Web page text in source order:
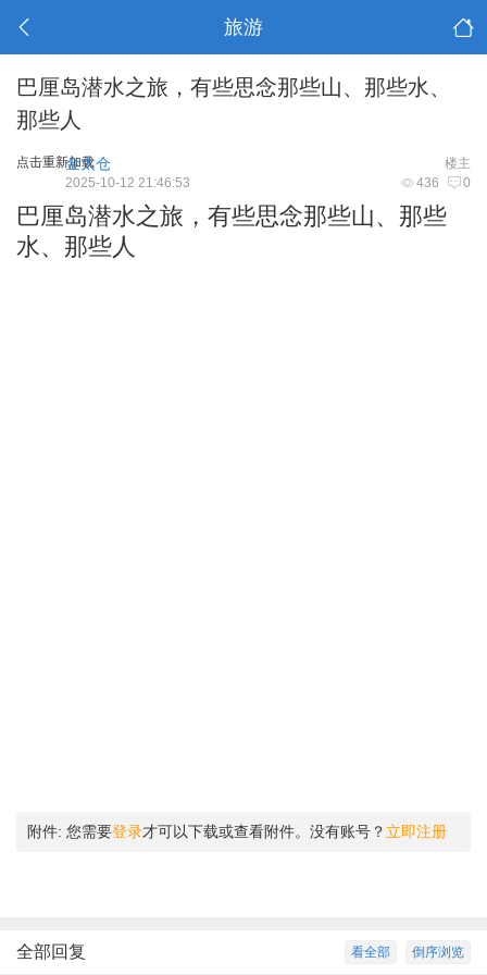
旅游
巴厘岛潜水之旅，有些思念那些山、那些水、
那些人
点击重新加载 楼主
金太仓
436 0
2025-10-12 21:46:53
巴厘岛潜水之旅，有些思念那些山、那些
水、那些人
附件: 您需要登录才可以下载或查看附件。没有账号？ 立即注册
倒序浏览
看全部
全部回复